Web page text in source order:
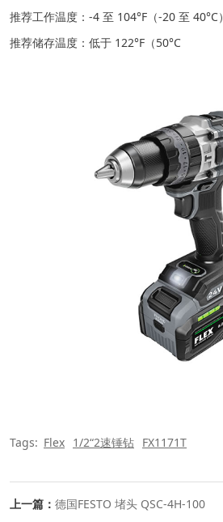
推荐工作温度：-4 至 104°F（-20 至 40°C）
推荐储存温度：低于 122°F（50°C
Tags: Flex 1/2“2速锤钻 FX1171T
上一篇： 德国FESTO 堵头 QSC-4H-100